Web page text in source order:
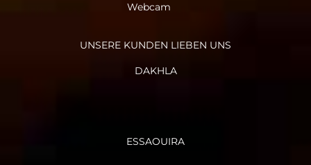
Webcam
UNSERE KUNDEN LIEBEN UNS
DAKHLA
ESSAOUIRA